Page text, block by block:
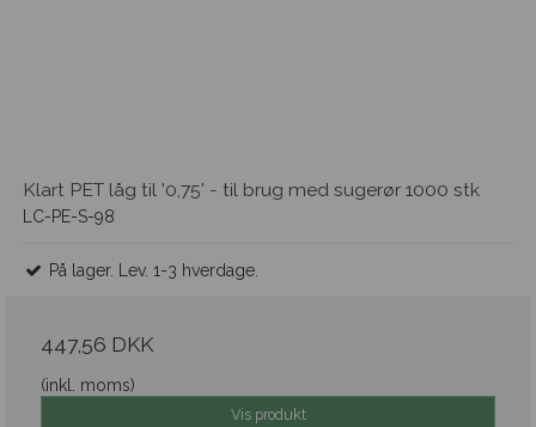
Klart PET låg til '0,75' - til brug med sugerør 1000 stk
LC-PE-S-98
På lager. Lev. 1-3 hverdage.
447,56 DKK
(inkl. moms)
Vis produkt